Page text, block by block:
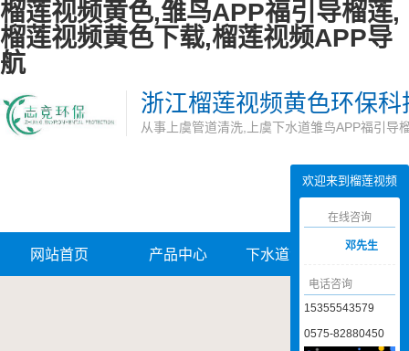
榴莲视频黄色,雏鸟APP福引导榴莲,
榴莲视频黄色下载,榴莲视频APP导
航
浙江榴莲视频黄色环保
从事上虞管道清洗,上虞下水道雏鸟APP福引
网站首页 产品中心 下水道雏鸟APP
福引导榴莲
管道
APP
欢迎来到榴莲视频
黄色网站
在线咨询
邓先生
电话咨询
15355543579
0575-82880450